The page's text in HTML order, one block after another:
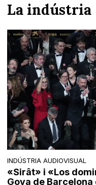
La indústria
INDÚSTRIA AUDIOVISUAL
«Sirât» i «Los
Goya de